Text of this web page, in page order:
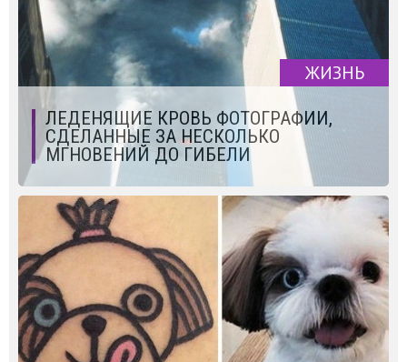
ЖИЗНЬ
ЛЕДЕНЯЩИЕ КРОВЬ ФОТОГРАФИИ,
СДЕЛАННЫЕ ЗА НЕСКОЛЬКО
МГНОВЕНИЙ ДО ГИБЕЛИ